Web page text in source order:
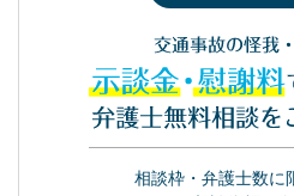
交通事故の怪我
示談金・慰謝料
弁護士無料相談を
相談枠・弁護士数に